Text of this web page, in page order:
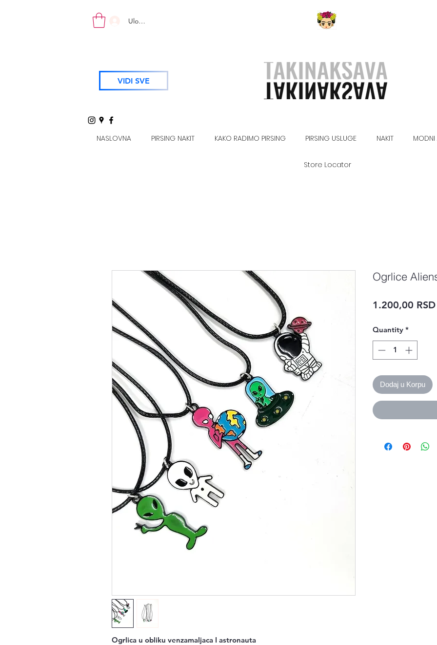
Uloguj se
VIDI SVE
NASLOVNA PIRSING NAKIT KAKO RADIMO PIRSING PIRSING USLUGE NAKIT MODNI
Store Locator
Ogrlica u obliku venzamaljaca I astronauta
Ogrlice
1.200,00 RSD
Quantity *
Dodaj u Korpu